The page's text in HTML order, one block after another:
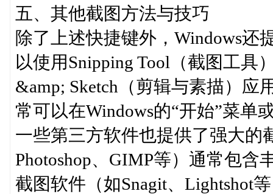
五、其他截图方法与技巧
除了上述快捷键外，Windows还
以使用Snipping Tool（截图工具
&amp; Sketch（剪辑与素描）
常可以在Windows的“开始”菜单
一些第三方软件也提供了强大的
Photoshop、GIMP等）通常包
截图软件（如Snagit、Lightshot